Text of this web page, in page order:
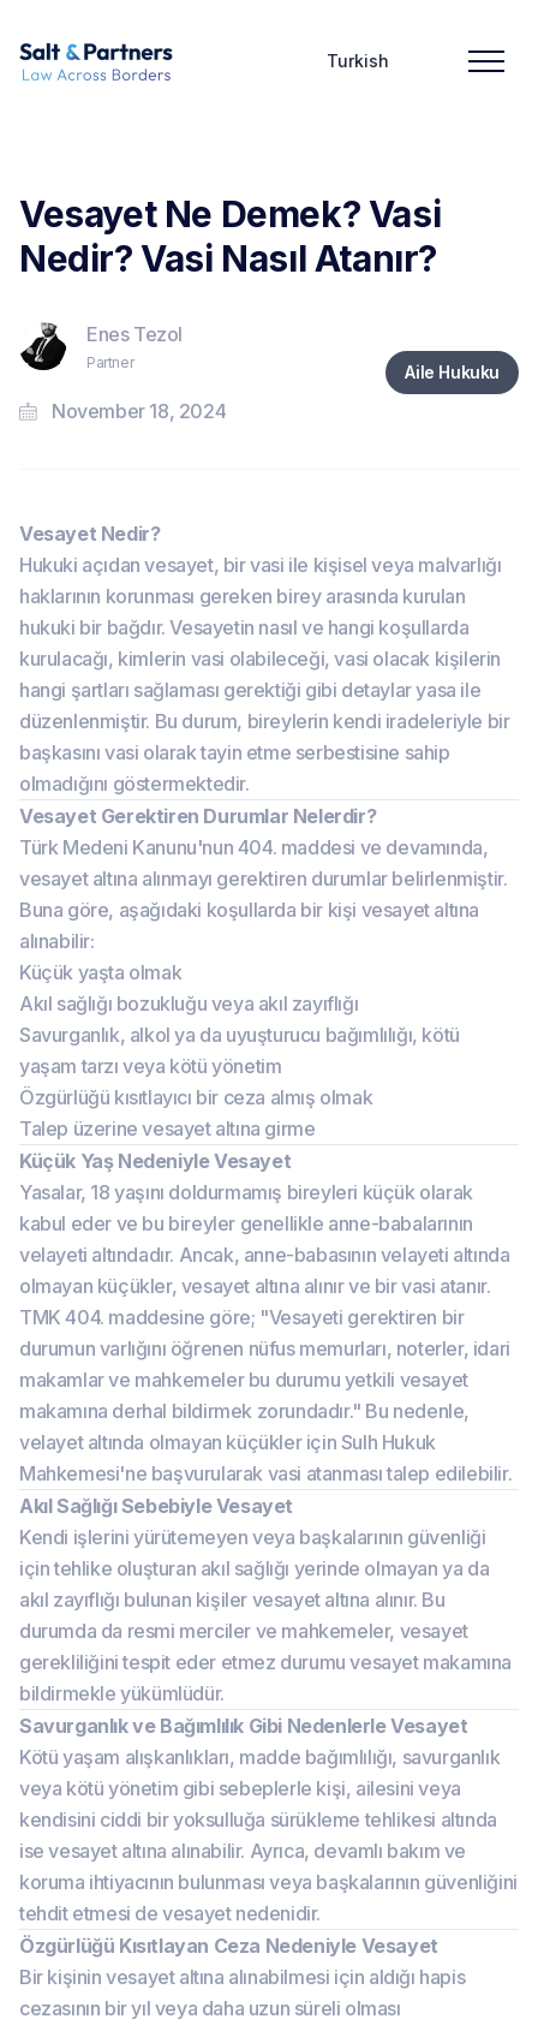
Turkish
Vesayet Ne Demek? Vasi
Nedir? Vasi Nasıl Atanır?
Enes Tezol
Partner
November 18, 2024
Aile Hukuku
Vesayet Nedir?
Hukuki açıdan vesayet, bir vasi ile kişisel veya malvarlığı
haklarının korunması gereken birey arasında kurulan
hukuki bir bağdır. Vesayetin nasıl ve hangi koşullarda
kurulacağı, kimlerin vasi olabileceği, vasi olacak kişilerin
hangi şartları sağlaması gerektiği gibi detaylar yasa ile
düzenlenmiştir. Bu durum, bireylerin kendi iradeleriyle bir
başkasını vasi olarak tayin etme serbestisine sahip
olmadığını göstermektedir.
Vesayet Gerektiren Durumlar Nelerdir?
Türk Medeni Kanunu'nun 404. maddesi ve devamında,
vesayet altına alınmayı gerektiren durumlar belirlenmiştir.
Buna göre, aşağıdaki koşullarda bir kişi vesayet altına
alınabilir:
Küçük yaşta olmak
Akıl sağlığı bozukluğu veya akıl zayıflığı
Savurganlık, alkol ya da uyuşturucu bağımlılığı, kötü
yaşam tarzı veya kötü yönetim
Özgürlüğü kısıtlayıcı bir ceza almış olmak
Talep üzerine vesayet altına girme
Küçük Yaş Nedeniyle Vesayet
Yasalar, 18 yaşını doldurmamış bireyleri küçük olarak
kabul eder ve bu bireyler genellikle anne-babalarının
velayeti altındadır. Ancak, anne-babasının velayeti altında
olmayan küçükler, vesayet altına alınır ve bir vasi atanır.
TMK 404. maddesine göre; "Vesayeti gerektiren bir
durumun varlığını öğrenen nüfus memurları, noterler, idari
makamlar ve mahkemeler bu durumu yetkili vesayet
makamına derhal bildirmek zorundadır." Bu nedenle,
velayet altında olmayan küçükler için Sulh Hukuk
Mahkemesi'ne başvurularak vasi atanması talep edilebilir.
Akıl Sağlığı Sebebiyle Vesayet
Kendi işlerini yürütemeyen veya başkalarının güvenliği
için tehlike oluşturan akıl sağlığı yerinde olmayan ya da
akıl zayıflığı bulunan kişiler vesayet altına alınır. Bu
durumda da resmi merciler ve mahkemeler, vesayet
gerekliliğini tespit eder etmez durumu vesayet makamına
bildirmekle yükümlüdür.
Savurganlık ve Bağımlılık Gibi Nedenlerle Vesayet
Kötü yaşam alışkanlıkları, madde bağımlılığı, savurganlık
veya kötü yönetim gibi sebeplerle kişi, ailesini veya
kendisini ciddi bir yoksulluğa sürükleme tehlikesi altında
ise vesayet altına alınabilir. Ayrıca, devamlı bakım ve
koruma ihtiyacının bulunması veya başkalarının güvenliğini
tehdit etmesi de vesayet nedenidir.
Özgürlüğü Kısıtlayan Ceza Nedeniyle Vesayet
Bir kişinin vesayet altına alınabilmesi için aldığı hapis
cezasının bir yıl veya daha uzun süreli olması